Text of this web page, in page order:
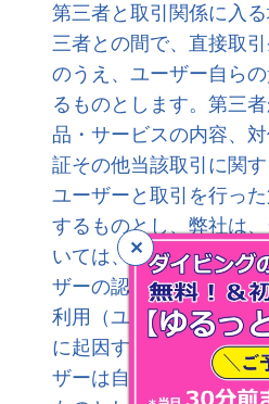
第三者と取引関係に入
三者との間で、直接取
のうえ、ユーザー自ら
るものとします。第三
品・サービスの内容、
証その他当該取引に関す
ユーザーと取引を行っ
するものとし、弊社は
いては、いかなる責任
ザーの認証情報を用い
利用（ユーザー以外の
に起因する第三者からの
ザーは自らの責任と費用